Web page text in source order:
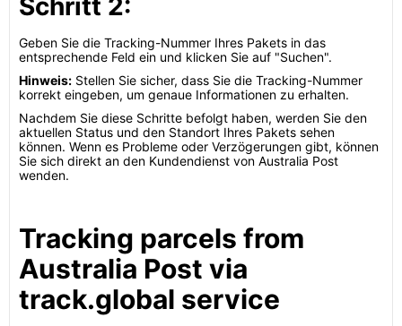
Schritt 2:
Geben Sie die Tracking-Nummer Ihres Pakets in das
entsprechende Feld ein und klicken Sie auf "Suchen".
Hinweis: Stellen Sie sicher, dass Sie die Tracking-Nummer
korrekt eingeben, um genaue Informationen zu erhalten.
Nachdem Sie diese Schritte befolgt haben, werden Sie den
aktuellen Status und den Standort Ihres Pakets sehen
können. Wenn es Probleme oder Verzögerungen gibt, können
Sie sich direkt an den Kundendienst von Australia Post
wenden.
Tracking parcels from
Australia Post via
track.global service